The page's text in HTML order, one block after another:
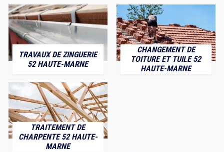
TRAVAUX DE ZINGUERIE
52 HAUTE-MARNE
CHANGEMENT DE
TOITURE ET TUILE 52
HAUTE-MARNE
TRAITEMENT DE
CHARPENTE 52 HAUTE-
MARNE